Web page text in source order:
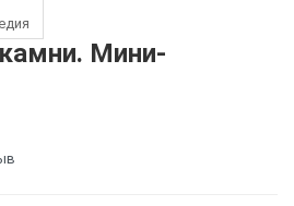
Мини-